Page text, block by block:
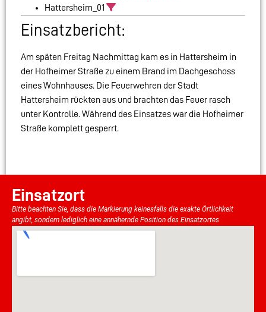
Hattersheim_01
Einsatzbericht:
Am späten Freitag Nachmittag kam es in Hattersheim in
der Hofheimer Straße zu einem Brand im Dachgeschoss
eines Wohnhauses. Die Feuerwehren der Stadt
Hattersheim rückten aus und brachten das Feuer rasch
unter Kontrolle. Während des Einsatzes war die Hofheimer
Straße komplett gesperrt.
Einsatzort
Bitte beachten Sie, dass die Markierung keinesfalls die exakte Örtlichkeit
angibt, sondern lediglich eine annähernde Position des Einsatzortes